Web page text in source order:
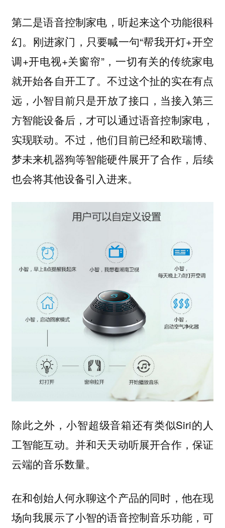
第二是语音控制家电 ，听起来这个功能很科
幻。刚进家门，只要喊一句“帮我开灯+开空
调+开电视+关窗帘”，一切有关的传统家电
就开始各自开工了。不过这个扯的实在有点
远，小智目前只是开放了接口，当接入第三
方智能设备后，才可以通过语音控制家电，
实现联动。不过，他们目前已经和欧瑞博、
梦未来机器狗等智能硬件展开了合作，后续
也会将其他设备引入进来。
除此之外，小智超级音箱还有类似Siri的人
工智能互动。并和天天动听展开合作，保证
云端的音乐数量。
在和创始人何永聊这个产品的同时，他在现
场向我展示了小智的语音控制音乐功能，可